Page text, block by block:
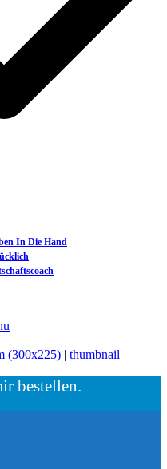
In Die Hand
(300x225) | thumbnail
bestellen.